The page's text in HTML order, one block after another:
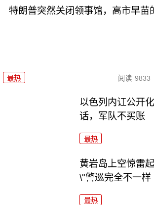
特朗普突然关闭领事馆，高市早苗
最热 阅读 9833
以色列内讧公开
话，军队不买账
最热
黄岩岛上空惊雷
\"警巡完全不一样
最热